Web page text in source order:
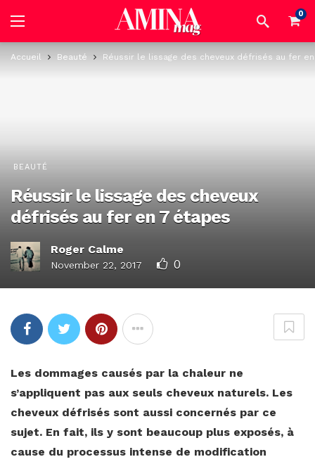
0
Accueil Beauté Réussir le lissage des cheveux défrisés au fer
BEAUTÉ
Réussir le lissage des cheveux
défrisés au fer en 7 étapes
Roger Calme
November 22, 2017 0
Les dommages causés par la chaleur ne
s’appliquent pas aux seuls cheveux naturels. Les
cheveux défrisés sont aussi concernés par ce
sujet. En fait, ils y sont beaucoup plus exposés, à
cause du processus intense de modification